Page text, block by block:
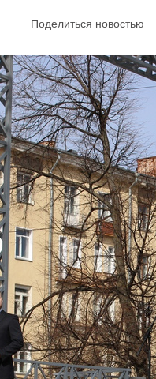
Поделиться новостью